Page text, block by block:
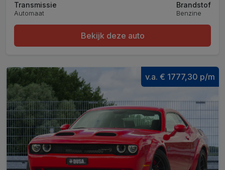
Transmissie
Automaat
Brandstof
Benzine
Bekijk deze auto
v.a. € 1777,30 p/m